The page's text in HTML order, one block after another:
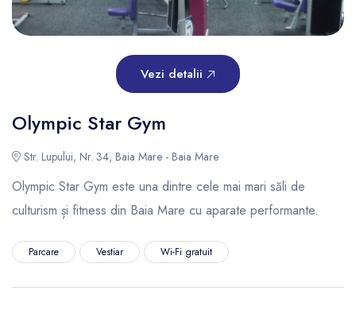
Vezi detalii
Olympic Star Gym
Str. Lupului, Nr. 34, Baia Mare - Baia Mare
Olympic Star Gym este una dintre cele mai mari săli de
culturism și fitness din Baia Mare cu aparate performante.
Parcare Vestiar Wi-Fi gratuit